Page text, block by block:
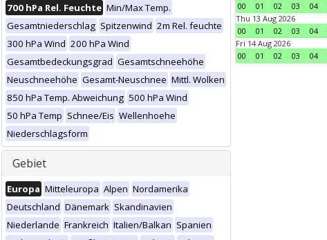
700 hPa Rel. Feuchte Min/Max Temp.
Gesamtniederschlag Spitzenwind 2m Rel. feuchte
300 hPa Wind 200 hPa Wind
Gesamtbedeckungsgrad Gesamtschneehöhe
Neuschneehöhe Gesamt-Neuschnee Mittl. Wolken
850 hPa Temp. Abweichung 500 hPa Wind
50 hPa Temp Schnee/Eis Wellenhoehe
Niederschlagsform
Gebiet
Europa Mitteleuropa Alpen Nordamerika
Deutschland Dänemark Skandinavien
Niederlande Frankreich Italien/Balkan Spanien
00
01 02 03 04
Thu 13 Aug 2026
00
01 02 03 04
Fri 14 Aug 2026
00
01 02 03 04